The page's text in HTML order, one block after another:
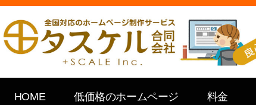
HOME 低価格のホームページ 料金